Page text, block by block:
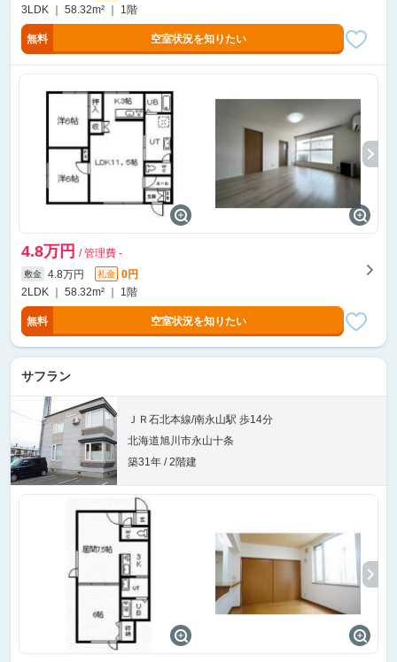
3LDK ｜ 58.32m² ｜ 1階
無料 空室状況を知りたい
4.8万円 / 管理費 -
敷金 4.8万円 礼金
0円
2LDK ｜ 58.32m² ｜ 1階
無料 空室状況を知りたい
サフラン
ＪＲ石北本線/南永山駅 歩14分
北海道旭川市永山十条
築31年 / 2階建